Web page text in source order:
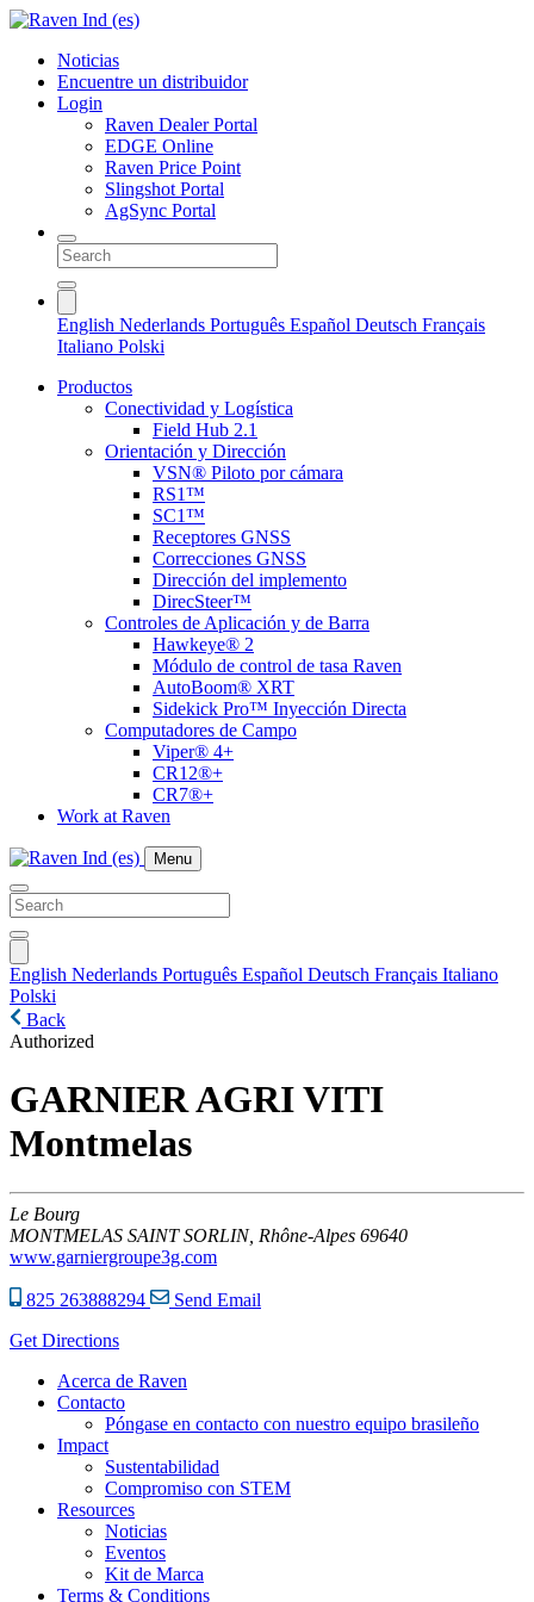
Noticias
Encuentre un distribuidor
Login
Raven Dealer Portal
EDGE Online
Raven Price Point
Slingshot Portal
AgSync Portal
English Nederlands Português Español Deutsch Français
Italiano Polski
Productos
Conectividad y Logística
Field Hub 2.1
Orientación y Dirección
VSN® Piloto por cámara
RS1™
SC1™
Receptores GNSS
Correcciones GNSS
Dirección del implemento
DirecSteer™
Controles de Aplicación y de Barra
Hawkeye® 2
Módulo de control de tasa Raven
AutoBoom® XRT
Sidekick Pro™ Inyección Directa
Computadores de Campo
Viper® 4+
CR12®+
CR7®+
Work at Raven
Menu
English Nederlands Português Español Deutsch Français Italiano
Polski
Back
Authorized
GARNIER AGRI VITI
Montmelas
Le Bourg
MONTMELAS SAINT SORLIN, Rhône-Alpes 69640
www.garniergroupe3g.com
825 263888294
Send Email
Get Directions
Acerca de Raven
Contacto
Póngase en contacto con nuestro equipo brasileño
Impact
Sustentabilidad
Compromiso con STEM
Resources
Noticias
Eventos
Kit de Marca
Terms & Conditions